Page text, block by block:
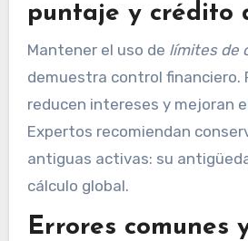
puntaje y crédito
Mantener el uso de límites de
demuestra control financiero.
reducen intereses y mejoran
Expertos recomiendan
antiguas activas: su
cálculo global.
Errores comunes